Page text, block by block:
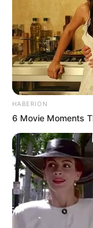
HABERION
6 Movie Moments